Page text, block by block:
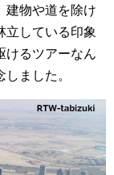
建物や道を除け
立している印象
けるツアーなん
ました。